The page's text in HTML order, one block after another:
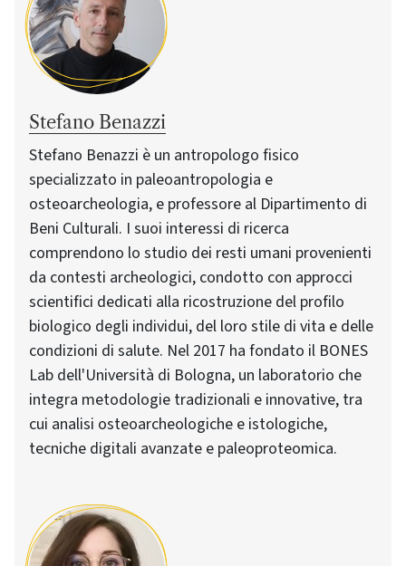
Stefano Benazzi
Stefano Benazzi è un antropologo fisico
specializzato in paleoantropologia e
osteoarcheologia, e professore al Dipartimento di
Beni Culturali. I suoi interessi di ricerca
comprendono lo studio dei resti umani provenienti
da contesti archeologici, condotto con approcci
scientifici dedicati alla ricostruzione del profilo
biologico degli individui, del loro stile di vita e delle
condizioni di salute. Nel 2017 ha fondato il BONES
Lab dell'Università di Bologna, un laboratorio che
integra metodologie tradizionali e innovative, tra
cui analisi osteoarcheologiche e istologiche,
tecniche digitali avanzate e paleoproteomica.